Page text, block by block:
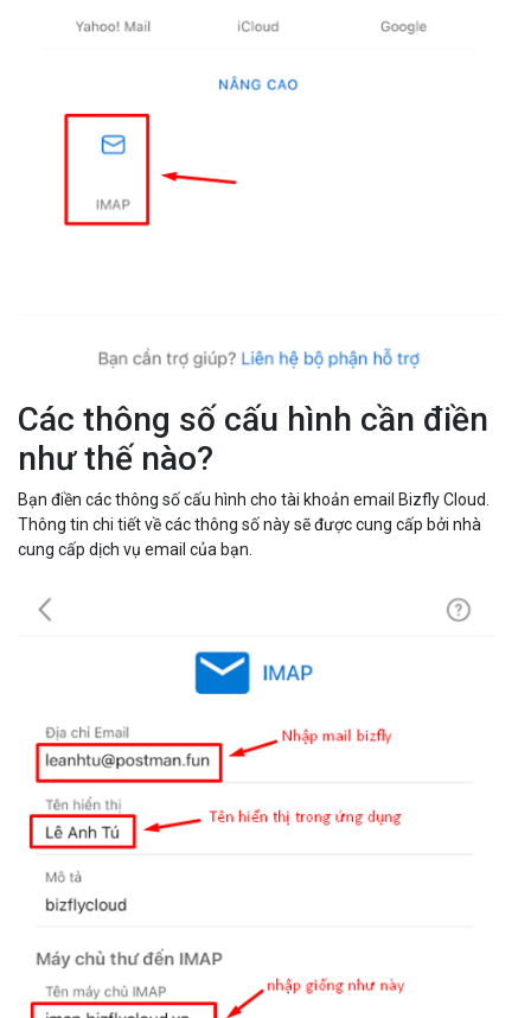
Các thông số cấu hình cần điền
như thế nào?
Bạn điền các thông số cấu hình cho tài khoản email Bizfly Cloud.
Thông tin chi tiết về các thông số này sẽ được cung cấp bởi nhà
cung cấp dịch vụ email của bạn.